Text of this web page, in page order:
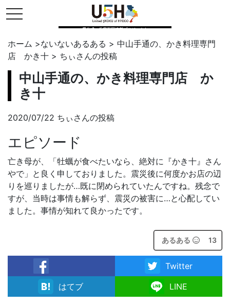
toggle navigation
県公式・兵庫五国連邦プロジェクト
ホーム >ないないあるある > 中山手通の、かき料理専門
店 かき十 > ちぃ さんの投稿
中山手通の、かき料理専門店 か
き十
2020/07/22 ちぃさんの投稿
エピソード
亡き母が、「牡蠣が食べたいなら、絶対に『かき十』さん
やで」と良く申しておりました。震災後に何度かお店の辺
りを巡りましたが…既に閉められていたんですね。残念で
すが、当時は事情も解らず、震災の被害に…と心配してい
ました。事情が知れて良かったです。
あるある 13
facebook
Twitter
はてブ
LINE